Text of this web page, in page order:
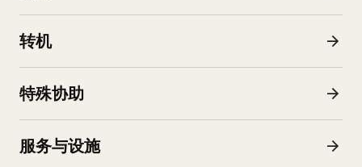
转机
特殊协助
服务与设施